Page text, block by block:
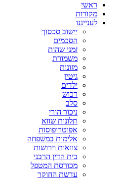
ראשי
מקורות
לענייננו
יישוב סכסוך
הסכמים
זמני שהות
משמורת
מזונות
גיטין
ילדים
רכוש
סלב
ניכור הורי
תלונות שווא
אפוטרופוסות
אלימות במשפחה
צוואות וירושות
בית הדין הרבני
מכורסת המטפל
עדשת החוקר